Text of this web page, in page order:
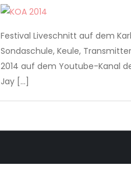
Festival Liveschnitt auf dem
Sondaschule, Keule,
2014 auf dem Youtube-Kanal
Jay […]